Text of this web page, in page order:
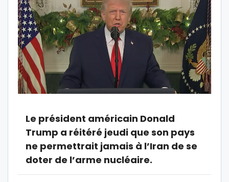
Le président américain Donald
Trump a réitéré jeudi que son pays
ne permettrait jamais à l’Iran de se
doter de l’arme nucléaire.